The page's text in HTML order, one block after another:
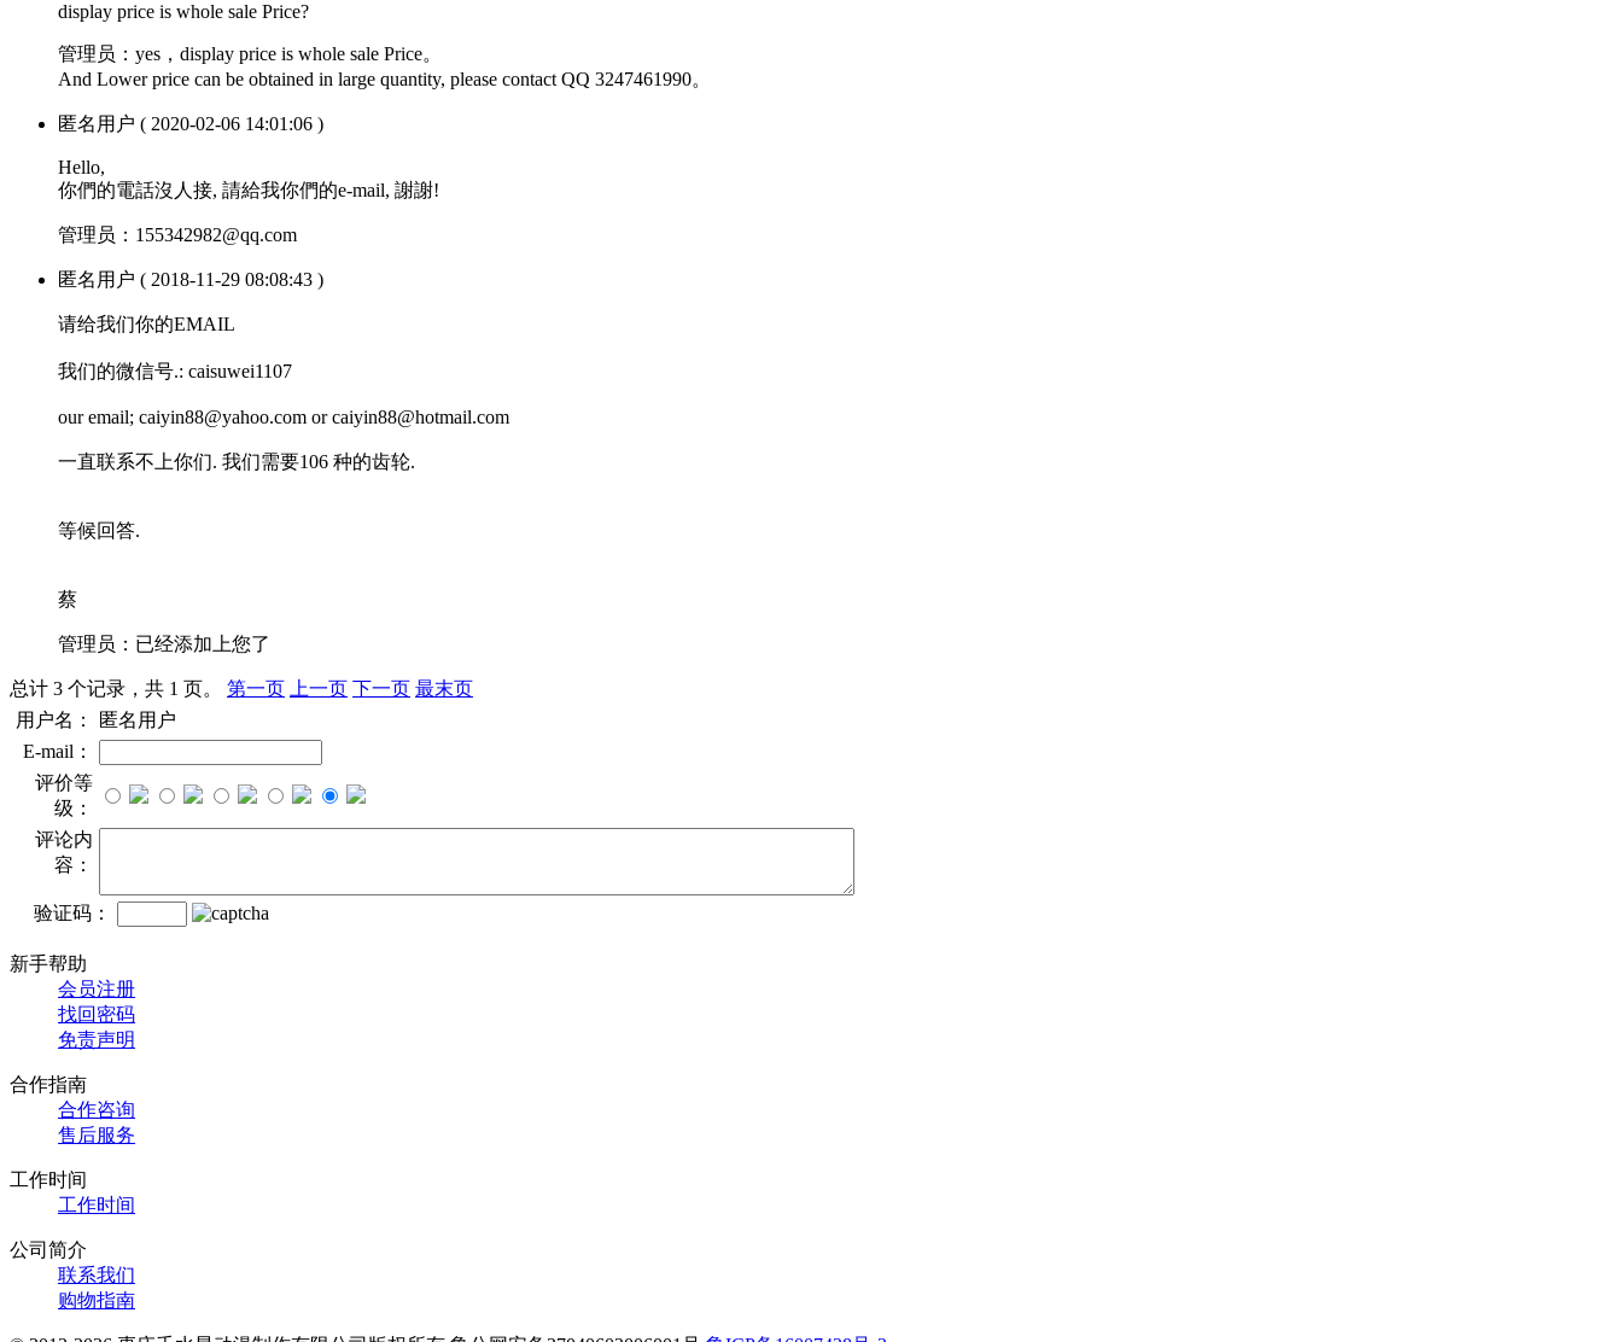
display price is whole sale Price?
管理员： yes，display price is whole sale Price。
And Lower price can be obtained in large quantity, please contact QQ 3247461990。
匿名用户 ( 2020-02-06 14:01:06 )
Hello,
你們的電話沒人接, 請給我你們的e-mail, 謝謝!
管理员： 155342982@qq.com
匿名用户 ( 2018-11-29 08:08:43 )
请给我们你的EMAIL
我们的微信号.: caisuwei1107
our email; caiyin88@yahoo.com or caiyin88@hotmail.com
一直联系不上你们. 我们需要106 种的齿轮.
等候回答.
蔡
管理员： 已经添加上您了
总计 3 个记录，共 1 页。 第一页 上一页 下一页 最末页
用户名：
匿名用户
E-mail：
评价等
级：
评论内
容：
验证码：
新手帮助
会员注册
找回密码
免责声明
合作指南
合作咨询
售后服务
工作时间
工作时间
公司简介
联系我们
购物指南